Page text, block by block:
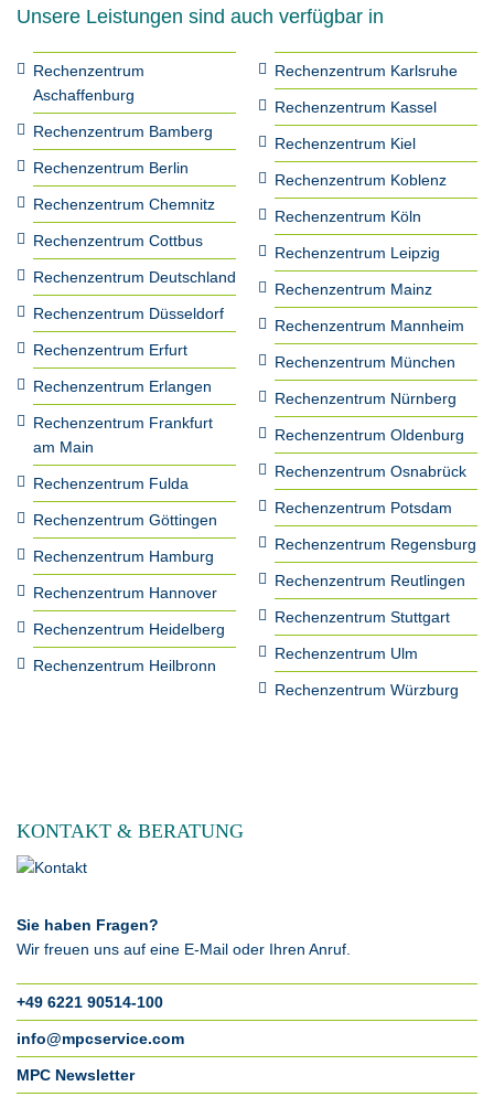
Unsere Leistungen sind auch verfügbar in
Rechenzentrum
Aschaffenburg
Rechenzentrum Bamberg
Rechenzentrum Berlin
Rechenzentrum Chemnitz
Rechenzentrum Cottbus
Rechenzentrum Deutschland
Rechenzentrum Düsseldorf
Rechenzentrum Erfurt
Rechenzentrum Erlangen
Rechenzentrum Frankfurt
am Main
Rechenzentrum Fulda
Rechenzentrum Göttingen
Rechenzentrum Hamburg
Rechenzentrum Hannover
Rechenzentrum Heidelberg
Rechenzentrum Heilbronn
Rechenzentrum Karlsruhe
Rechenzentrum Kassel
Rechenzentrum Kiel
Rechenzentrum Koblenz
Rechenzentrum Köln
Rechenzentrum Leipzig
Rechenzentrum Mainz
Rechenzentrum Mannheim
Rechenzentrum München
Rechenzentrum Nürnberg
Rechenzentrum Oldenburg
Rechenzentrum Osnabrück
Rechenzentrum Potsdam
Rechenzentrum Regensburg
Rechenzentrum Reutlingen
Rechenzentrum Stuttgart
Rechenzentrum Ulm
Rechenzentrum Würzburg
KONTAKT & BERATUNG
Sie haben Fragen?
Wir freuen uns auf eine E-Mail oder Ihren Anruf.
+49 6221 90514-100
info@mpcservice.com
MPC Newsletter